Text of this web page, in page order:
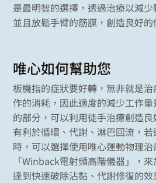
是最明智的選擇，透過治療以減少
並且放鬆手臂的筋膜，創造良好的
唯心如何幫助您
板機指的症狀要好轉，無非就是
作的消耗，因此適度的減少工作
的部分，可以利用徒手治療創造
有利於循環、代謝、淋巴回流，
時，可以選擇使用唯心運動物理
「Winback電射頻高階儀器」，
達到快速破除沾黏、代謝修復的效